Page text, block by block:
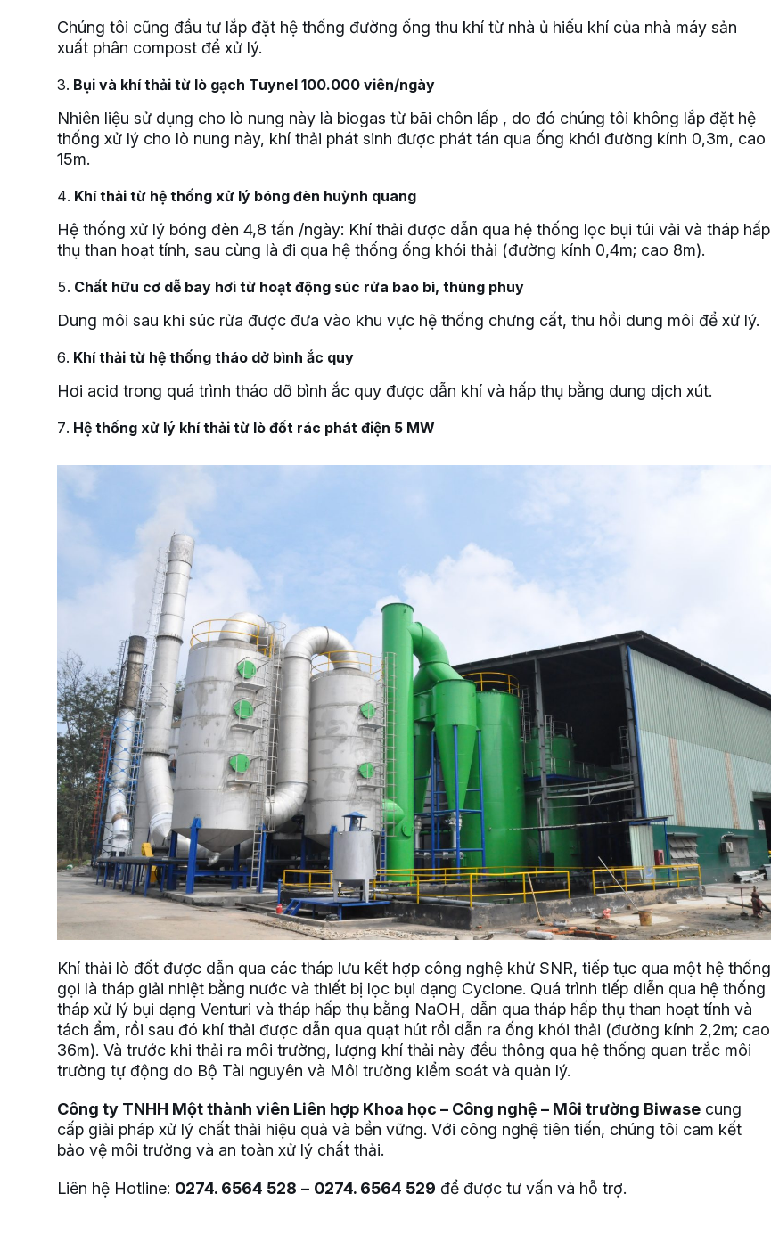
Chúng tôi cũng đầu tư lắp đặt hệ thống đường ống thu khí từ nhà ủ hiếu khí của nhà máy sản
xuất phân compost để xử lý.
Bụi và khí thải từ lò gạch Tuynel 100.000 viên/ngày
Nhiên liệu sử dụng cho lò nung này là biogas từ bãi chôn lấp , do đó chúng tôi không lắp đặt hệ
thống xử lý cho lò nung này, khí thải phát sinh được phát tán qua ống khói đường kính 0,3m, cao
15m.
Khí thải từ hệ thống xử lý bóng đèn huỳnh quang
Hệ thống xử lý bóng đèn 4,8 tấn /ngày: Khí thải được dẫn qua hệ thống lọc bụi túi vải và tháp hấp
thụ than hoạt tính, sau cùng là đi qua hệ thống ống khói thải (đường kính 0,4m; cao 8m).
Chất hữu cơ dễ bay hơi từ hoạt động súc rửa bao bì, thùng phuy
Dung môi sau khi súc rửa được đưa vào khu vực hệ thống chưng cất, thu hồi dung môi để xử lý.
Khí thải từ hệ thống tháo dở bình ắc quy
Hơi acid trong quá trình tháo dỡ bình ắc quy được dẫn khí và hấp thụ bằng dung dịch xút.
Hệ thống xử lý khí thải từ lò đốt rác phát điện 5 MW
Khí thải lò đốt được dẫn qua các tháp lưu kết hợp công nghệ khử SNR, tiếp tục qua một hệ thống
gọi là tháp giải nhiệt bằng nước và thiết bị lọc bụi dạng Cyclone. Quá trình tiếp diễn qua hệ thống
tháp xử lý bụi dạng Venturi và tháp hấp thụ bằng NaOH, dẫn qua tháp hấp thụ than hoạt tính và
tách ẩm, rồi sau đó khí thải được dẫn qua quạt hút rồi dẫn ra ống khói thải (đường kính 2,2m; cao
36m). Và trước khi thải ra môi trường, lượng khí thải này đều thông qua hệ thống quan trắc môi
trường tự động do Bộ Tài nguyên và Môi trường kiểm soát và quản lý.
Công ty TNHH Một thành viên Liên hợp Khoa học – Công nghệ – Môi trường Biwase cung
cấp giải pháp xử lý chất thải hiệu quả và bền vững. Với công nghệ tiên tiến, chúng tôi cam kết
bảo vệ môi trường và an toàn xử lý chất thải.
Liên hệ Hotline: 0274. 6564 528 – 0274. 6564 529 để được tư vấn và hỗ trợ.